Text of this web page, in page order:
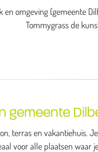
omgeving (gemeente
Tommygrass de
gemeente
terras en vakantiehuis.
voor alle plaatsen waar